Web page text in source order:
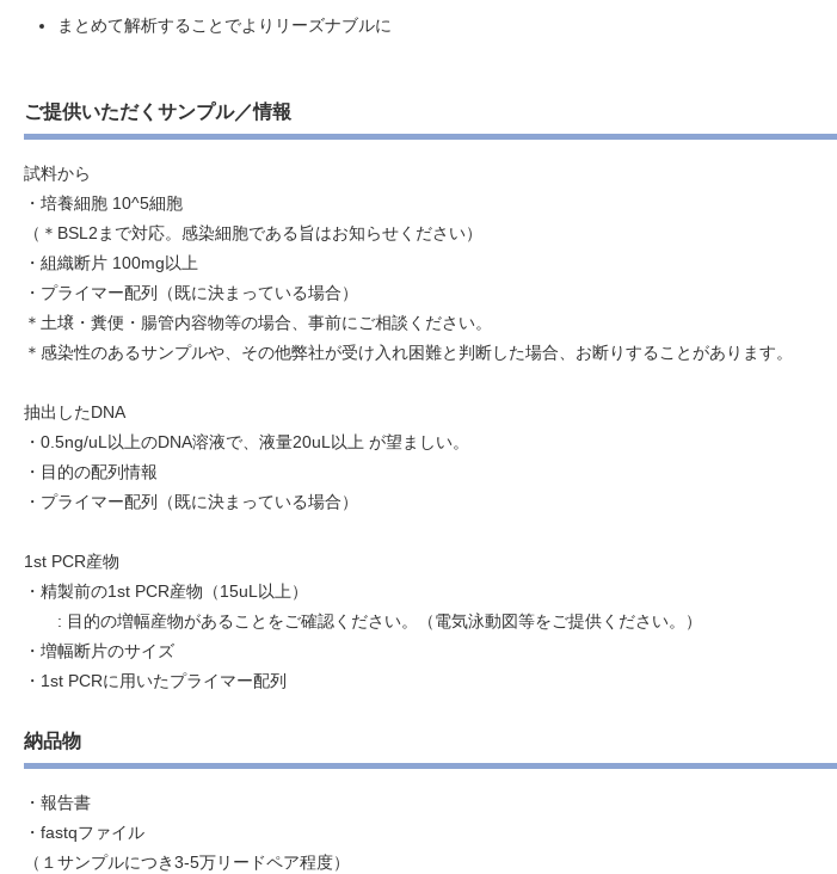
まとめて解析することでよりリーズナブルに
ご提供いただくサンプル／情報
試料から
・培養細胞 10^5細胞
（＊BSL2まで対応。感染細胞である旨はお知らせください）
・組織断片 100mg以上
・プライマー配列（既に決まっている場合）
＊土壌・糞便・腸管内容物等の場合、事前にご相談ください。
＊感染性のあるサンプルや、その他弊社が受け入れ困難と判断した場合、お断りすることがあります。
抽出したDNA
・0.5ng/uL以上のDNA溶液で、液量20uL以上 が望ましい。
・目的の配列情報
・プライマー配列（既に決まっている場合）
1st PCR産物
・精製前の1st PCR産物（15uL以上）
: 目的の増幅産物があることをご確認ください。（電気泳動図等をご提供ください。）
・増幅断片のサイズ
・1st PCRに用いたプライマー配列
納品物
・報告書
・fastqファイル
（１サンプルにつき3-5万リードペア程度）